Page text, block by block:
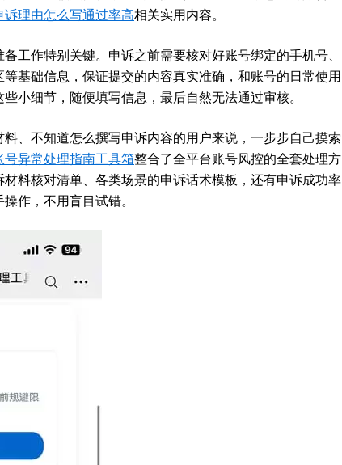
诉理由怎么写通过率高相关实用内容。
工作特别关键。申诉之前需要核对好账号绑定的手机号、
基础信息，保证提交的内容真实准确，和账号的日常使用
小细节，随便填写信息，最后自然无法通过审核。
、不知道怎么撰写申诉内容的用户来说，一步步自己摸索
号异常处理指南工具箱整合了全平台账号风控的全套处理方
料核对清单、各类场景的申诉话术模板，还有申诉成功率
作，不用盲目试错。